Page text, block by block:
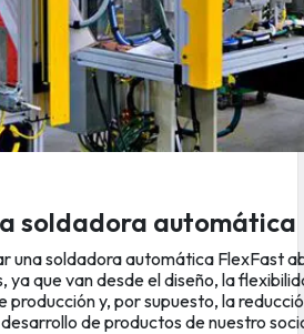
soldadora automática
una soldadora automática FlexFast
que van desde el diseño, la
y, por supuesto, la
de productos de nuestro